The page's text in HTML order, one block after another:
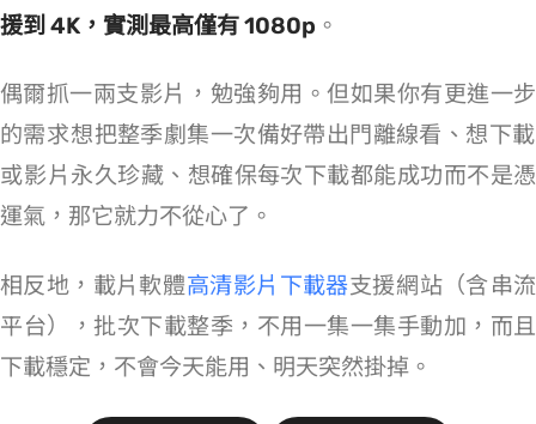
援到 4K，實測最高僅有 1080p 。
偶爾抓一兩支影片，VideoFK 勉強夠用。但如果你有更進一步
的需求 —— 想把整季劇集一次備好帶出門離線看、想下載 Netflix
或 Disney+ 影片永久珍藏、想確保每次下載都能成功而不是憑
運氣，那它就力不從心了。
相反地，載片軟體VideoHunter 高清影片下載器支援 1,000+ 網站（含 OTT 串流
平台），批次下載整季，不用一集一集手動加，而且
下載穩定，不會今天能用、明天突然掛掉。